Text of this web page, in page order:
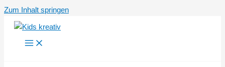
Zum Inhalt springen